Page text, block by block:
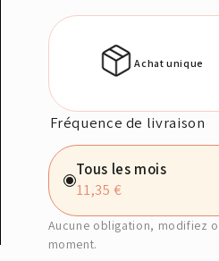
Achat unique
Fréquence de livraison
Tous les mois
11,35 €
Aucune obligation, modifiez
moment.